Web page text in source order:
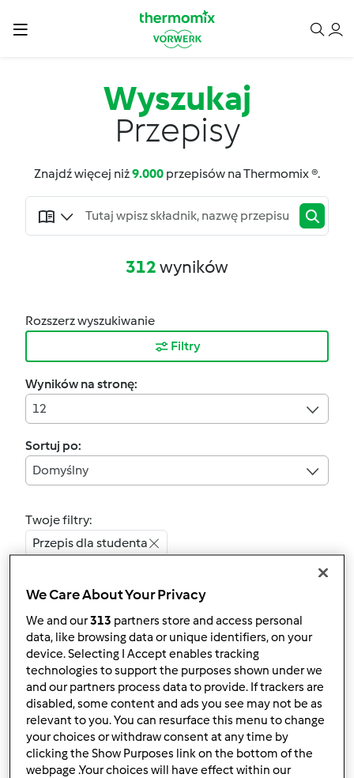
Wyszukaj
Przepisy
Znajdź więcej niż9.000 przepisów na Thermomix ®.
312wyników
Rozszerz wyszukiwanie
Filtry
Wyników na stronę:
12
Sortuj po:
Domyślny
Twoje filtry:
Przepis dla studenta
Naleśniki babci Irenki
przezGość
0 0 Łatwy 8 25min
We Care About Your Privacy
We and our313 partners store and access personal
data, like browsing data or unique identifiers, on your
device. Selecting I Accept enables tracking
technologies to support the purposes shown under we
and our partners process data to provide. If trackers are
disabled, some content and ads you see may not be as
relevant to you. You can resurface this menu to change
your choices or withdraw consent at any time by
clicking the Show Purposes link on the bottom of the
webpage .Your choices will have effect within our